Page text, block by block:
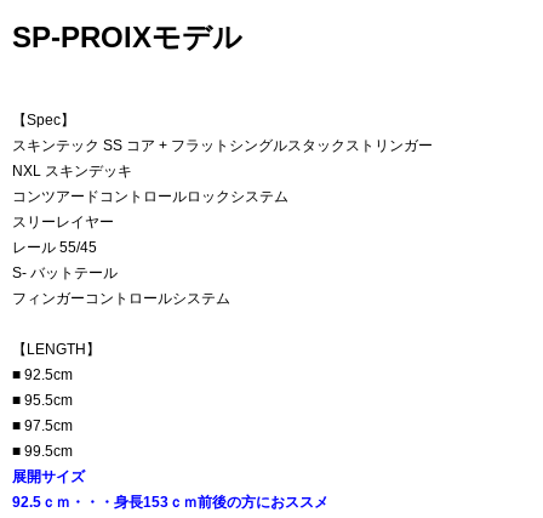
SP-PROIXモデル
【Spec】
スキンテック SS コア + フラットシングルスタックストリンガー
NXL スキンデッキ
コンツアードコントロールロックシステム
スリーレイヤー
レール 55/45
S- バットテール
フィンガーコントロールシステム
【LENGTH】
■ 92.5cm
■ 95.5cm
■ 97.5cm
■ 99.5cm
展開サイズ
92.5ｃｍ・・・身長153ｃｍ前後の方におススメ